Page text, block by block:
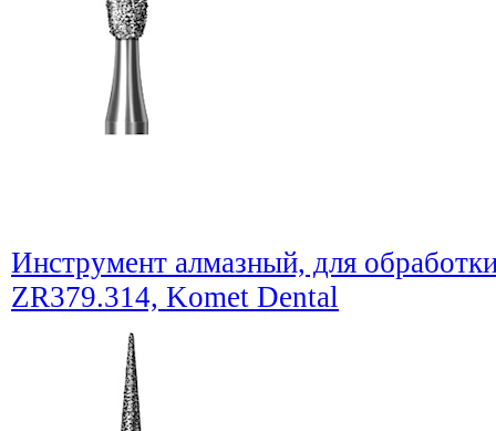
Инструмент алмазный, для
ZR379.314, Komet Dental